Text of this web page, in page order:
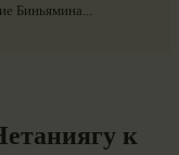
Биньямина...
к